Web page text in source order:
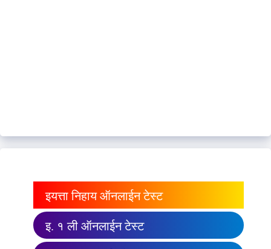
इयत्ता निहाय ऑनलाईन टेस्ट
इ. १ ली ऑनलाईन टेस्ट